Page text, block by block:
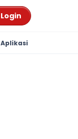
Login
Aplikasi